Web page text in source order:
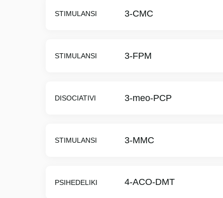
STIMULANSI 3-CMC
STIMULANSI 3-FPM
DISOCIATIVI 3-meo-PCP
STIMULANSI 3-MMC
PSIHEDELIKI 4-ACO-DMT